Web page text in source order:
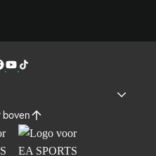
boven